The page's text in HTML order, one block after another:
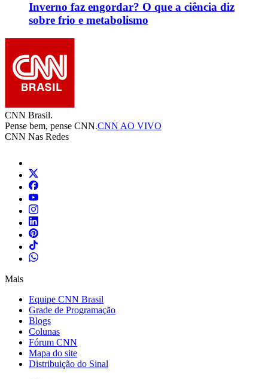
Inverno faz engordar? O que a ciência diz
sobre frio e metabolismo
CNN Brasil.
Pense bem, pense CNN.CNN AO VIVO
CNN Nas Redes
Mais
Equipe CNN Brasil
Grade de Programação
Blogs
Colunas
Fórum CNN
Mapa do site
Distribuição do Sinal